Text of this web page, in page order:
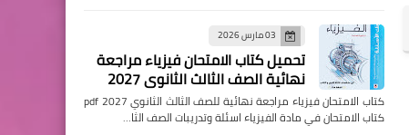
03 مارس 2026
تحميل كتاب الامتحان فيزياء مراجعة
نهائية الصف الثالث الثانوي 2027
كتاب الامتحان فيزياء مراجعة نهائية للصف الثالث الثانوي pdf 2027
كتاب الامتحان في مادة الفيزياء اسئلة وتدريبات الصف الثا…